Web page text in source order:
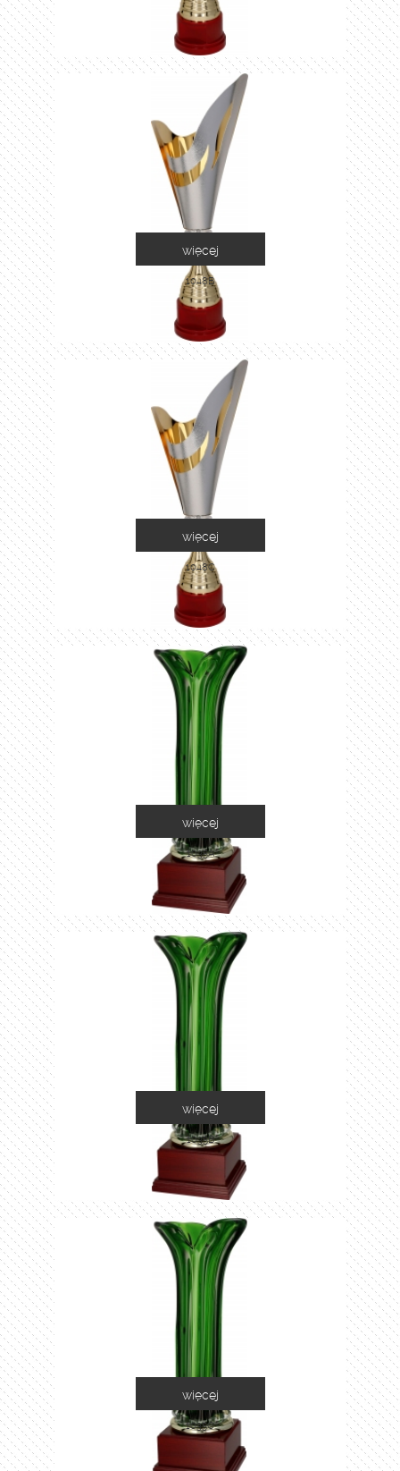
1048B
więcej
1048C
więcej
1035A
więcej
1035B
więcej
1035C
więcej